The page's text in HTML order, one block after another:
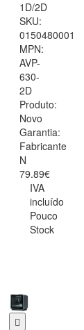
1D/2D
SKU:
0150480001
MPN:
AVP-
630-
2D
Produto:
Novo
Garantia:
Fabricante
N
79.89€
IVA
incluído
Pouco
Stock